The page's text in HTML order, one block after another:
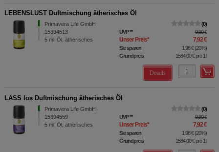
LEBENSLUST Duftmischung ätherisches Öl
Primavera Life GmbH
15394513
5 ml Öl, ätherisches
0
UVP** 9,90 €
Unser Preis* 7,92 €
Sie sparen 1,98 €(20%)
Grundpreis
1584,00 €pro 1 l
Details
LASS los Duftmischung ätherisches Öl
Primavera Life GmbH
15394559
5 ml Öl, ätherisches
0
UVP** 9,90 €
Unser Preis* 7,92 €
Sie sparen 1,98 €(20%)
Grundpreis
1584,00 €pro 1 l